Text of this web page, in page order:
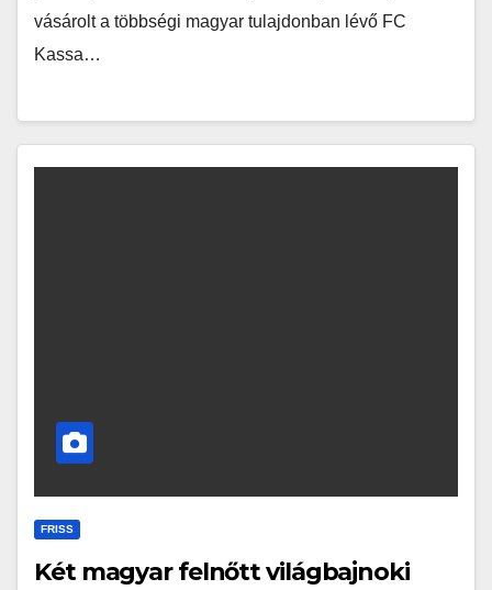
vásárolt a többségi magyar tulajdonban lévő FC
Kassa…
FRISS
Két magyar felnőtt világbajnoki